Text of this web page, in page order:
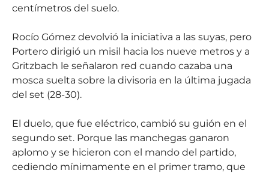
centímetros del suelo.
Rocío Gómez devolvió la iniciativa a las suyas, pero
Portero dirigió un misil hacia los nueve metros y a
Gritzbach le señalaron red cuando cazaba una
mosca suelta sobre la divisoria en la última jugada
del set (28-30).
El duelo, que fue eléctrico, cambió su guión en el
segundo set. Porque las manchegas ganaron
aplomo y se hicieron con el mando del partido,
cediendo mínimamente en el primer tramo, que